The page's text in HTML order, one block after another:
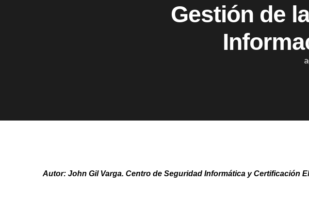
Gestión de
Autor: John Gil Varga. Centro de Seguridad Informática y Certificación